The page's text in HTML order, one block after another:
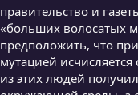
правительство и
«больших волосатых
предположить, что
мутацией
из этих людей